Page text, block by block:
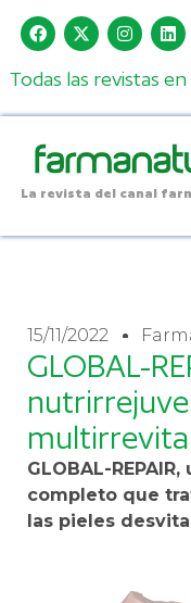
Todas las revistas en
La revista del canal
15/11/2022
GLOBAL-
GLOBAL-
completo que
las pieles